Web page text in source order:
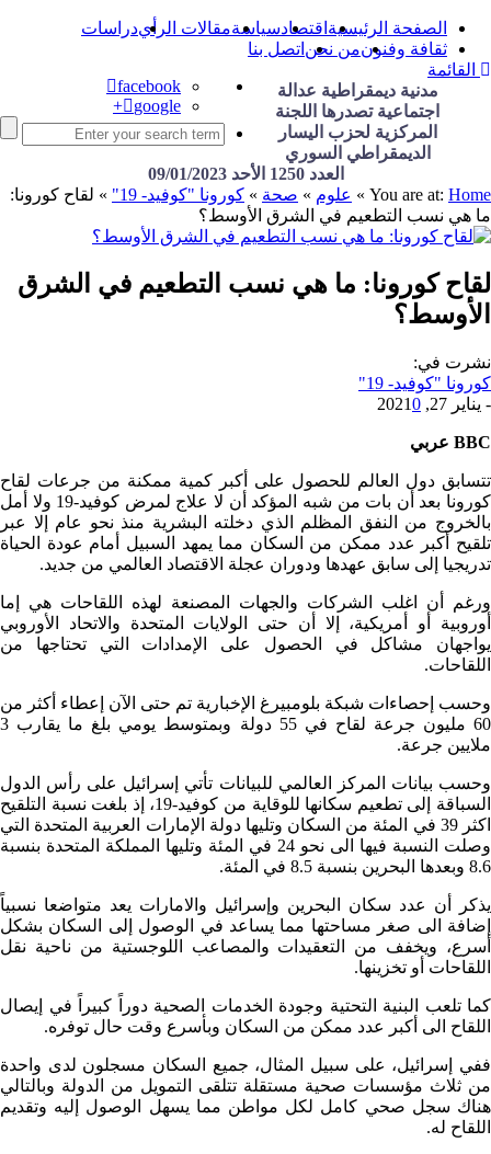
الصفحة الرئيسية اقتصادسياسةمقالات الرأيدراسات
ثقافة وفنونمن نحن اتصل بنا
facebook
google+
القائمة
مدنية ديمقراطية عدالة
اجتماعية تصدرها اللجنة
المركزية لحزب اليسار
الديمقراطي السوري
العدد 1250 الأحد 09/01/2023
You are at: Home
» علوم » صحة » كورونا "كوفيد- 19" » لقاح كورونا:
ما هي نسب التطعيم في الشرق الأوسط؟
لقاح كورونا: ما هي نسب التطعيم في الشرق
الأوسط؟
نشرت في:
كورونا "كوفيد- 19"
- يناير 27, 2021 0
BBC عربي
تتسابق دول العالم للحصول على أكبر كمية ممكنة من جرعات لقاح
كورونا بعد أن بات من شبه المؤكد أن لا علاج لمرض كوفيد-19 ولا أمل
بالخروج من النفق المظلم الذي دخلته البشرية منذ نحو عام إلا عبر
تلقيح أكبر عدد ممكن من السكان مما يمهد السبيل أمام عودة الحياة
تدريجيا إلى سابق عهدها ودوران عجلة الاقتصاد العالمي من جديد.
ورغم أن اغلب الشركات والجهات المصنعة لهذه اللقاحات هي إما
أوروبية أو أمريكية، إلا أن حتى الولايات المتحدة والاتحاد الأوروبي
يواجهان مشاكل في الحصول على الإمدادات التي تحتاجها من
اللقاحات.
وحسب إحصاءات شبكة بلومبيرغ الإخبارية تم حتى الآن إعطاء أكثر من
60 مليون جرعة لقاح في 55 دولة وبمتوسط يومي بلغ ما يقارب 3
ملايين جرعة.
وحسب بيانات المركز العالمي للبيانات تأتي إسرائيل على رأس الدول
السباقة إلى تطعيم سكانها للوقاية من كوفيد-19، إذ بلغت نسبة التلقيح
اكثر 39 في المئة من السكان وتليها دولة الإمارات العربية المتحدة التي
وصلت النسبة فيها الى نحو 24 في المئة وتليها المملكة المتحدة بنسبة
8.6 وبعدها البحرين بنسبة 8.5 في المئة.
يذكر أن عدد سكان البحرين وإسرائيل والامارات يعد متواضعا نسبياً
إضافة الى صغر مساحتها مما يساعد في الوصول إلى السكان بشكل
أسرع، ويخفف من التعقيدات والمصاعب اللوجستية من ناحية نقل
اللقاحات أو تخزينها.
كما تلعب البنية التحتية وجودة الخدمات الصحية دوراً كبيراً في إيصال
اللقاح الى أكبر عدد ممكن من السكان وبأسرع وقت حال توفره.
ففي إسرائيل، على سبيل المثال، جميع السكان مسجلون لدى واحدة
من ثلاث مؤسسات صحية مستقلة تتلقى التمويل من الدولة وبالتالي
هناك سجل صحي كامل لكل مواطن مما يسهل الوصول إليه وتقديم
اللقاح له.